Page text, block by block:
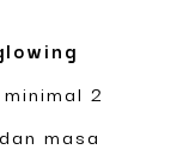
2
masa